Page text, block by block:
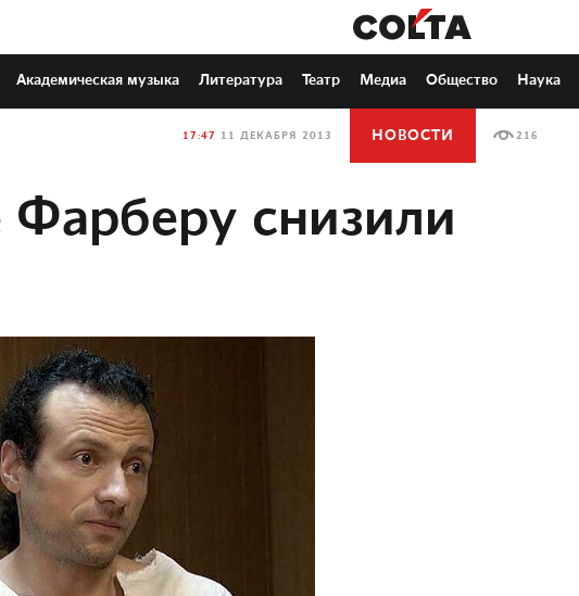
Академическая музыка Литература Театр Медиа Общество Наука
17:47 11 ДЕКАБРЯ 2013 НОВОСТИ 216
Фарберу снизили